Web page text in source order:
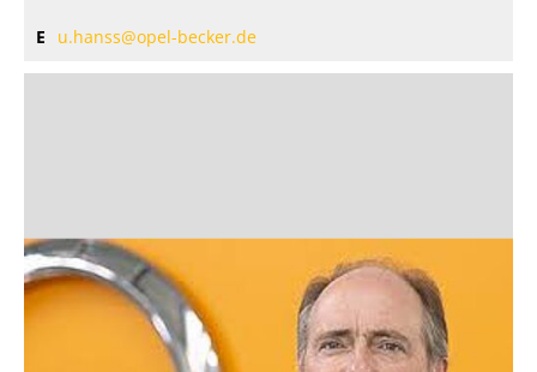
E u.hanss@opel-becker.de